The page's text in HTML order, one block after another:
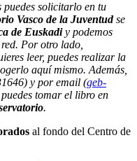
puedes solicitarlo en tu
Vasco de la Juventudse
de Euskadiy podemos
Por otro lado,
leer, puedes realizar la
aquí mismo. Además,
y por email (geb-
tomar el libro en
.
al fondo del Centro de